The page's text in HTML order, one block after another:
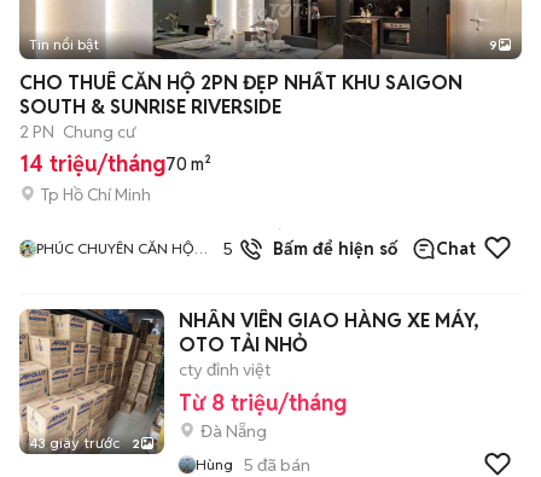
+2
Tin nổi bật 9
CHO THUÊ CĂN HỘ 2PN ĐẸP NHẤT KHU SAIGON
SOUTH & SUNRISE RIVERSIDE
2 PN Chung cư
14 triệu/tháng70 m²
Tp Hồ Chí Minh
PHÚC CHUYÊN CĂN HỘ
5.0
đã
bán
Bấm để hiện số Chat
43 giây trước 2
NHÂN VIÊN GIAO HÀNG XE MÁY,
OTO TẢI NHỎ
cty đỉnh việt
Từ 8 triệu/tháng
Đà Nẵng
Hùng 5 đã bán